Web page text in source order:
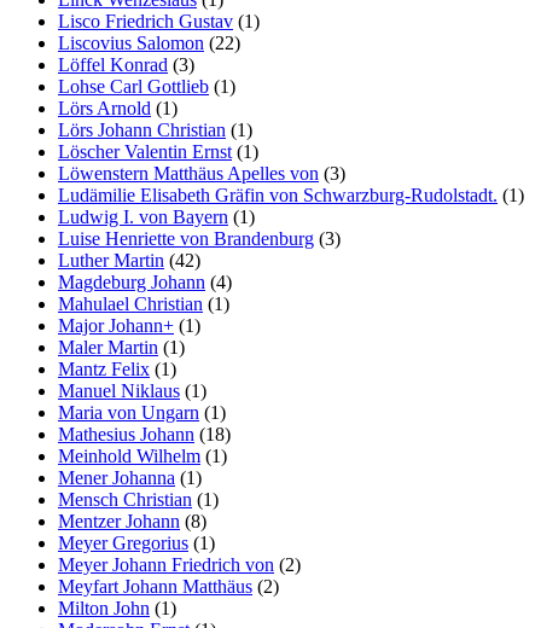
Lisco Friedrich Gustav (1)
Liscovius Salomon (22)
Löffel Konrad (3)
Lohse Carl Gottlieb (1)
Lörs Arnold (1)
Lörs Johann Christian (1)
Löscher Valentin Ernst (1)
Löwenstern Matthäus Apelles von (3)
Ludämilie Elisabeth Gräfin von Schwarzburg-Rudolstadt. (1)
Ludwig I. von Bayern (1)
Luise Henriette von Brandenburg (3)
Luther Martin (42)
Magdeburg Johann (4)
Mahulael Christian (1)
Major Johann+ (1)
Maler Martin (1)
Mantz Felix (1)
Manuel Niklaus (1)
Maria von Ungarn (1)
Mathesius Johann (18)
Meinhold Wilhelm (1)
Mener Johanna (1)
Mensch Christian (1)
Mentzer Johann (8)
Meyer Gregorius (1)
Meyer Johann Friedrich von (2)
Meyfart Johann Matthäus (2)
Milton John (1)